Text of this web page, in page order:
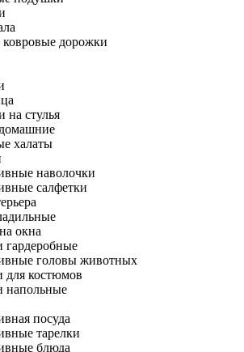
дорожки
стулья
халаты
наволочки
салфетки
окна
гардеробные
головы животных
для костюмов
напольные
посуда
тарелки
блюда